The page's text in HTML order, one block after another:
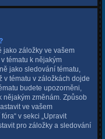
jako záložky ve vašem
tématu k nějakým
jako sledování tématu,
v tématu v záložkách dojde
budete upozorněni,
nějakým změnám. Způsob
ve vašem
v sekci „Upravit
pro záložky a sledování